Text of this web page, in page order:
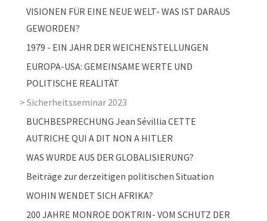
VISIONEN FÜR EINE NEUE WELT- WAS IST DARAUS
GEWORDEN?
1979 - EIN JAHR DER WEICHENSTELLUNGEN
EUROPA-USA: GEMEINSAME WERTE UND
POLITISCHE REALITÄT
Sicherheitsseminar 2023
BUCHBESPRECHUNG Jean Sévillia CETTE
AUTRICHE QUI A DIT NON A HITLER
WAS WURDE AUS DER GLOBALISIERUNG?
Beiträge zur derzeitigen politischen Situation
WOHIN WENDET SICH AFRIKA?
200 JAHRE MONROE DOKTRIN- VOM SCHUTZ DER